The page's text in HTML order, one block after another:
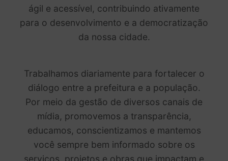
ágil e acessível, contribuindo ativamente
para o desenvolvimento e a democratização
da nossa cidade.
Trabalhamos diariamente para fortalecer o
diálogo entre a prefeitura e a população.
Por meio da gestão de diversos canais de
mídia, promovemos a transparência,
educamos, conscientizamos e mantemos
você sempre bem informado sobre os
serviços, projetos e obras que impactam e